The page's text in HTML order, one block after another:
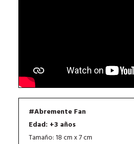
#Abremente Fan
Edad: +3 años
Tamaño: 18 cm x 7 cm